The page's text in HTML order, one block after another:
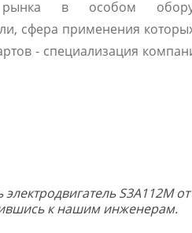
рынка в особом
сфера применения
- специализация
электродвигатель
к нашим инженерам.